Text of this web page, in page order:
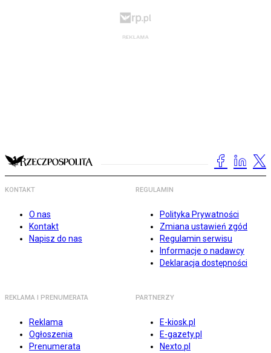
KONTAKT
O nas
Kontakt
Napisz do nas
REGULAMIN
Polityka Prywatności
Zmiana ustawień zgód
Regulamin serwisu
Informacje o nadawcy
Deklaracja dostępności
REKLAMA I PRENUMERATA
Reklama
Ogłoszenia
Prenumerata
PARTNERZY
E-kiosk.pl
E-gazety.pl
Nexto.pl